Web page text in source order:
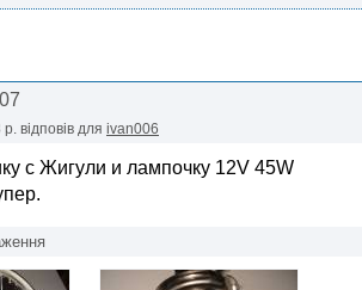
р. відповів для ivan006
с Жигули и лампочку 12V 45W